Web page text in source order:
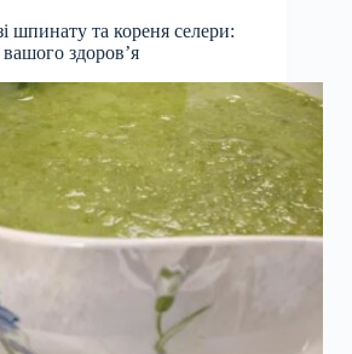
шпинату та кореня селери:
здоров’я